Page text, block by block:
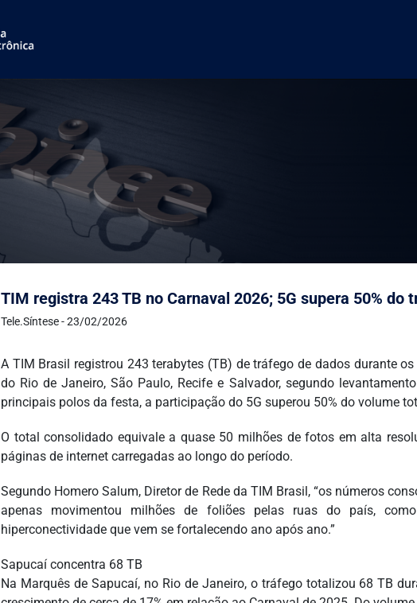
TIM registra 243 TB no Carnaval 2026; 5G supera 50% do
Tele.Síntese - 23/02/2026
A TIM Brasil registrou 243 terabytes (TB) de tráfego de dados durante
do Rio de Janeiro, São Paulo, Recife e Salvador, segundo
principais polos da festa, a participação do 5G superou 50% do volume
O total consolidado equivale a quase 50 milhões de fotos em alta
páginas de internet carregadas ao longo do período.
Segundo Homero Salum, Diretor de Rede da TIM Brasil, “os números
apenas movimentou milhões de foliões pelas ruas do país,
hiperconectividade que vem se fortalecendo ano após ano.”
Sapucaí concentra 68 TB
Na Marquês de Sapucaí, no Rio de Janeiro, o tráfego totalizou 68 TB